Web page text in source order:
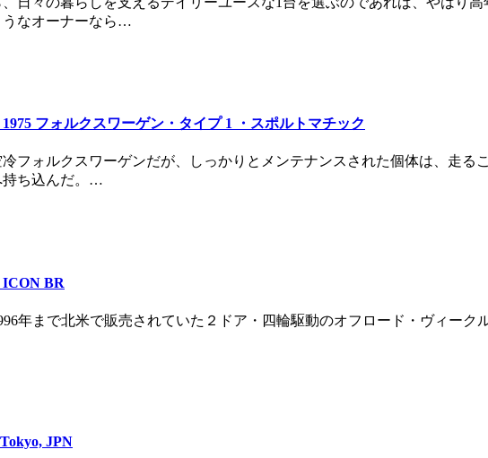
うなオーナーなら…
フォルクスワーゲン・タイプ 1 ・スポルトマチック
フォルクスワーゲンだが、しっかりとメンテナンスされた個体は、走る
持ち込んだ。…
ICON BR
年まで北米で販売されていた２ドア・四輪駆動のオフロード・ヴィー
JPN